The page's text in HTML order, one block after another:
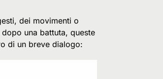
dei movimenti o
una battuta, queste
di un breve dialogo: